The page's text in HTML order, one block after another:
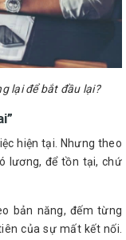
lại để bắt đầu lại?
hiện tại. Nhưng theo
lương, để tồn tại, chứ
bản năng, đếm từng
của sự mất kết nối.